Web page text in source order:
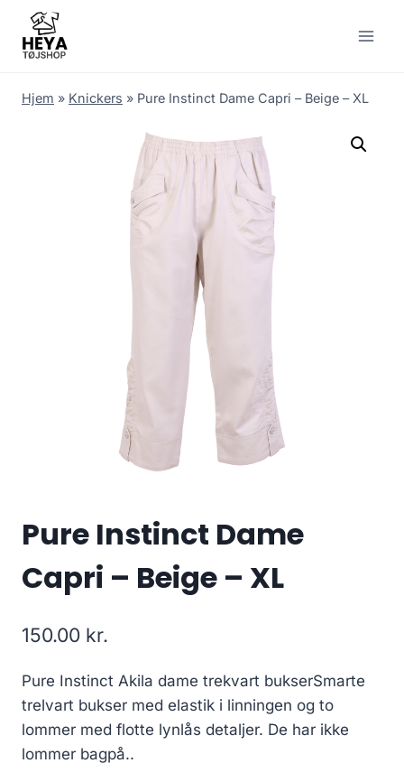
content
Hjem » Knickers » Pure Instinct Dame Capri – Beige – XL
Pure Instinct Dame
Capri – Beige – XL
150.00 kr.
Pure Instinct Akila dame trekvart bukserSmarte
trelvart bukser med elastik i linningen og to
lommer med flotte lynlås detaljer. De har ikke
lommer bagpå..